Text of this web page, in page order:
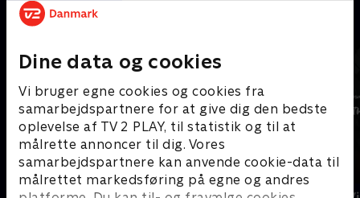
Dine data og cookies
Vi bruger egne cookies og cookies fra
samarbejdspartnere for at give dig den bedste
oplevelse af TV 2 PLAY, til statistik og til at
målrette annoncer til dig. Vores
samarbejdspartnere kan anvende cookie-data til
målrettet markedsføring på egne og andres
Mere indhold fra Disney+